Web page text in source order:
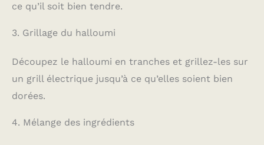
ce qu’il soit bien tendre.
3. Grillage du halloumi
Découpez le halloumi en tranches et grillez-les sur
un grill électrique jusqu’à ce qu’elles soient bien
dorées.
4. Mélange des ingrédients